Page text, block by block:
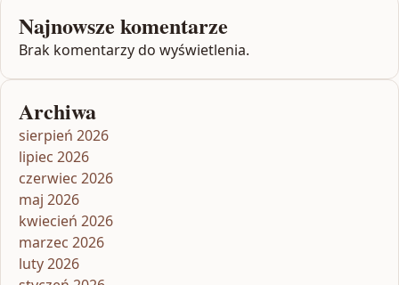
Najnowsze komentarze
Brak komentarzy do wyświetlenia.
Archiwa
sierpień 2026
lipiec 2026
czerwiec 2026
maj 2026
kwiecień 2026
marzec 2026
luty 2026